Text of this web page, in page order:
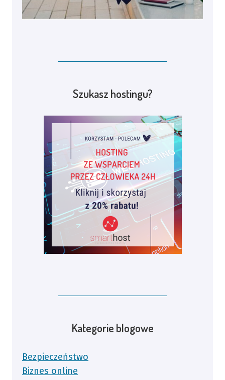
Szukasz hostingu?
Kategorie blogowe
Bezpieczeństwo
Biznes online